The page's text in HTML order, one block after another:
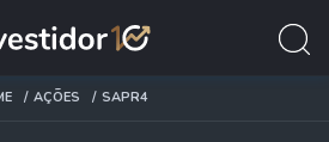
AÇÕES SAPR4